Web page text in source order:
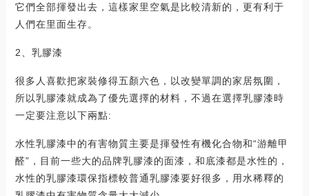
它們全部揮發出去，這樣家里空氣是比較清新的，更有利于
人們在里面生存。
2、乳膠漆
很多人喜歡把家裝修得五顏六色，以改變單調的家居氛圍，
所以乳膠漆就成為了優先選擇的材料，不過在選擇乳膠漆時
一定要注意以下兩點:
水性乳膠漆中的有害物質主要是揮發性有機化合物和“游離甲
醛”，目前一些大的品牌乳膠漆的面漆，和底漆都是水性的，
水性的乳膠漆環保指標較普通乳膠漆要好很多，用水稀釋的